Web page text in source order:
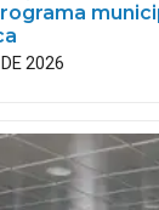
2026